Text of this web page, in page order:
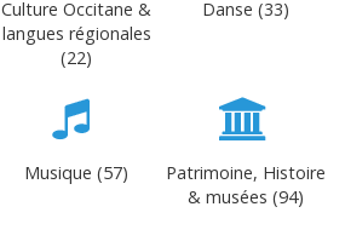
Culture Occitane &
langues régionales
(22)
Danse (33)
Musique (57)
Patrimoine, Histoire
& musées (94)